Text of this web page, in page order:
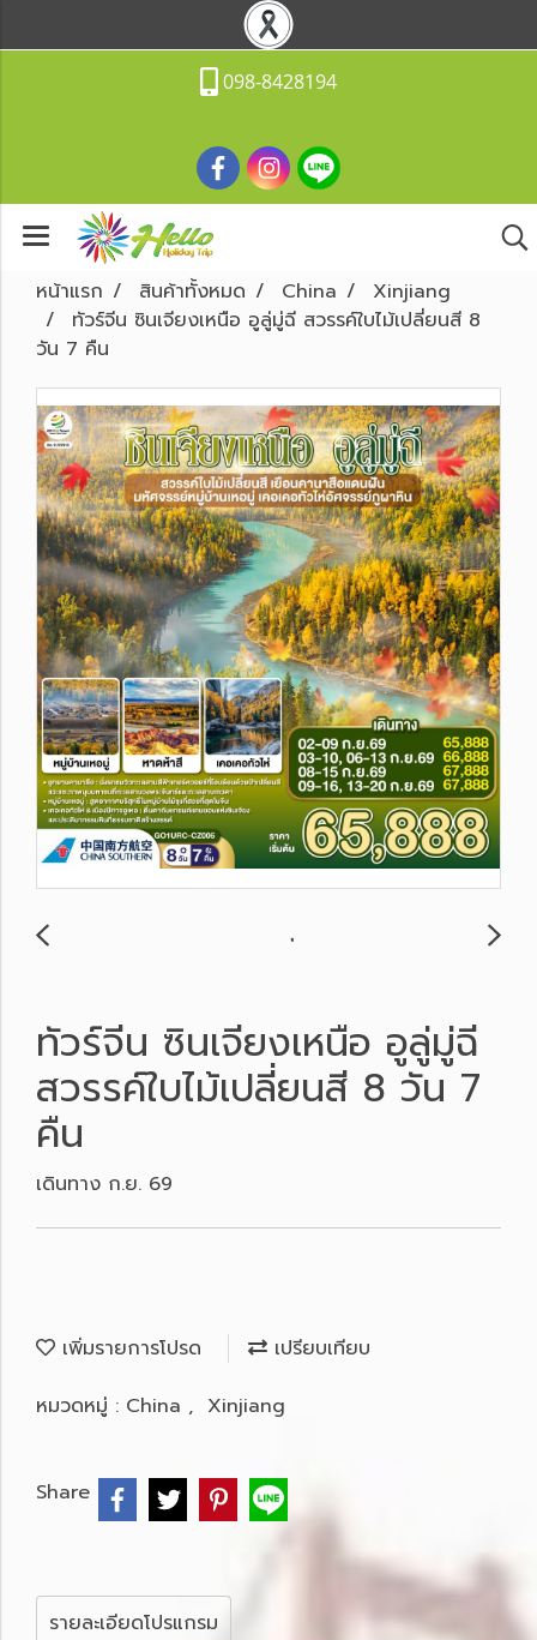
098-8428194
หน้าแรก สินค้าทั้งหมด China
Xinjiang
ทัวร์จีน ซินเจียงเหนือ อูลู่มู่ฉี สวรรค์ใบไม้เปลี่ยนสี 8
วัน 7 คืน
ทัวร์จีน ซินเจียงเหนือ อูลู่มู่ฉี
สวรรค์ใบไม้เปลี่ยนสี 8 วัน 7
คืน
เดินทาง ก.ย. 69
เพิ่มรายการโปรด
เปรียบเทียบ
หมวดหมู่ : China , Xinjiang
Share
รายละเอียดโปรแกรม